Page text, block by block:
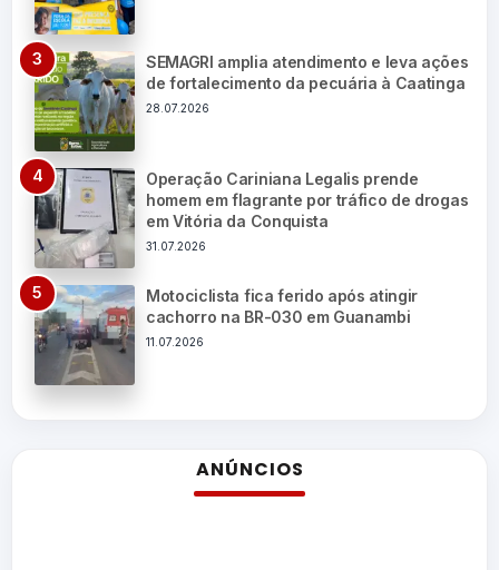
SEMAGRI amplia atendimento e leva ações
de fortalecimento da pecuária à Caatinga
28.07.2026
Operação Cariniana Legalis prende
homem em flagrante por tráfico de drogas
em Vitória da Conquista
31.07.2026
Motociclista fica ferido após atingir
cachorro na BR-030 em Guanambi
11.07.2026
ANÚNCIOS